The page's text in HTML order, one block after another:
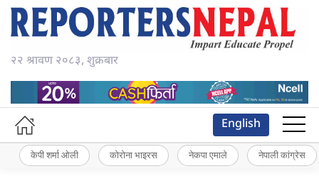
२२ श्रावण २०८३, शुक्रबार
English
केपी शर्मा ओली कोरोना भाइरस नेकपा एमाले नेपाली कांग्रेस